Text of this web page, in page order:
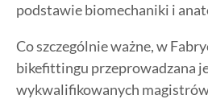
podstawie biomechaniki i
Co szczególnie ważne, w
bikefittingu przeprowadzana
wykwalifikowanych